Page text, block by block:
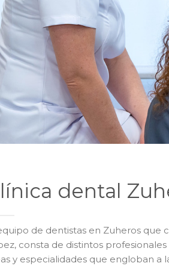
dental
de dentistas en Zuheros que
consta de distintos
y especialidades que engloban a